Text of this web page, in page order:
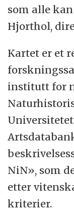
som alle
Hjorthol,
Kartet er et
institutt for
Universitetet
NiN», som
etter
kriterier.